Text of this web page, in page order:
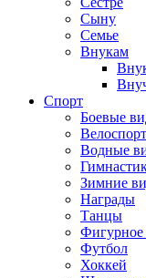
Сыну
Семье
Внукам
Спорт
Боевые
Велоспорт
Водные
Зимние
Награды
Танцы
Фигурное
Футбол
Хоккей